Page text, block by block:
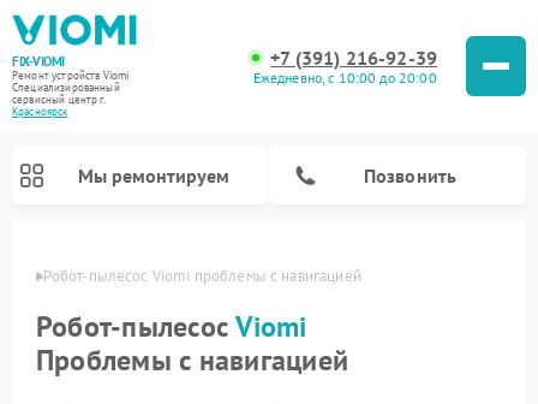
FIX-VIOMI
Ремонт устройств Viomi
Специализированный
cервисный центр г.
Красноярск
+7 (391) 216-92-39
Ежедневно, с 10:00 до 20:00
Мы ремонтируем Позвонить
Робот-пылесос Viomi проблемы с навигацией
Робот-пылесосViomi
Проблемы с навигацией